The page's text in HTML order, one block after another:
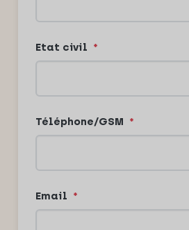
Etat civil *
Téléphone/GSM *
Email *